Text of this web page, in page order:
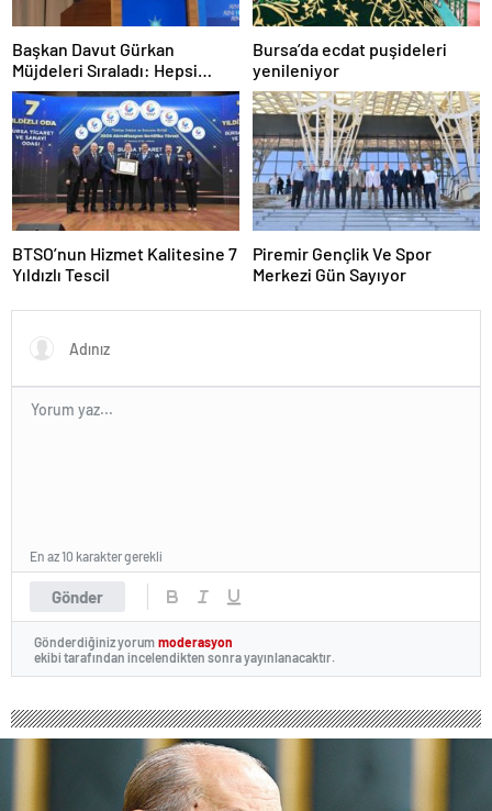
Başkan Davut Gürkan
Müjdeleri Sıraladı: Hepsi
Yakında Hizmete Giriyor !
Bursa’da ecdat puşideleri
yenileniyor
BTSO’nun Hizmet Kalitesine 7
Yıldızlı Tescil
Piremir Gençlik Ve Spor
Merkezi Gün Sayıyor
Gönder
En az 10 karakter gerekli
Gönderdiğiniz yorum moderasyon
ekibi tarafından incelendikten sonra yayınlanacaktır.